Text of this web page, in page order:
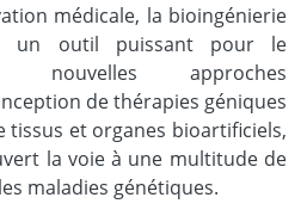
médicale, la bioingénierie
un outil puissant pour le
nouvelles approches
de thérapies géniques
tissus et organes bioartificiels,
la voie à une multitude de
maladies génétiques.